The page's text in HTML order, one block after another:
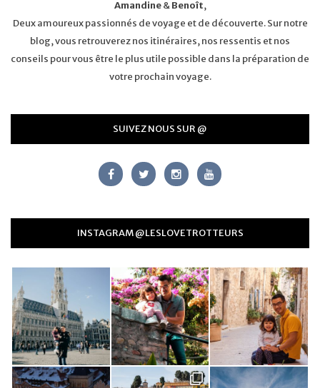
Amandine&Benoît,
Deux amoureux passionnés de voyage et de découverte. Sur notre
blog, vous retrouverez nos itinéraires, nos ressentis et nos
conseils pour vous être le plus utile possible dans la préparation de
votre prochain voyage.
SUIVEZ NOUS SUR @
INSTAGRAM @LESLOVETROTTEURS